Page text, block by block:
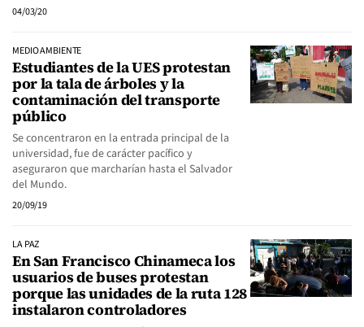
04/03/20
MEDIO AMBIENTE
Estudiantes de la UES protestan
por la tala de árboles y la
contaminación del transporte
público
Se concentraron en la entrada principal de la
universidad, fue de carácter pacífico y
aseguraron que marcharían hasta el Salvador
del Mundo.
20/09/19
LA PAZ
En San Francisco Chinameca los
usuarios de buses protestan
porque las unidades de la ruta 128
instalaron controladores